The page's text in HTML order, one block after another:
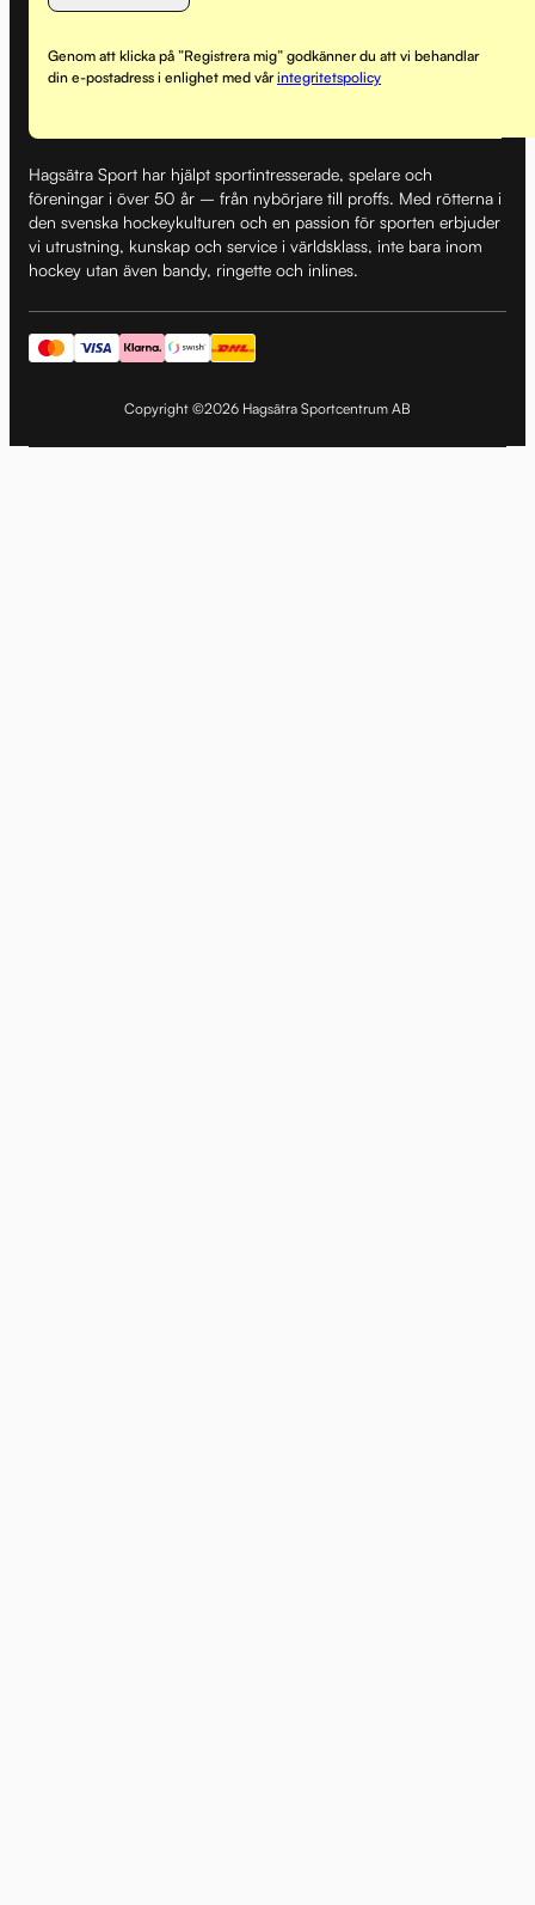
Genom att klicka på ”Registrera mig” godkänner du att vi behandlar
din e-postadress i enlighet med vårintegritetspolicy
Hagsätra Sport har hjälpt sportintresserade, spelare och
föreningar i över 50 år – från nybörjare till proffs. Med rötterna i
den svenska hockeykulturen och en passion för sporten erbjuder
vi utrustning, kunskap och service i världsklass, inte bara inom
hockey utan även bandy, ringette och inlines.
Copyright ©2026 Hagsätra Sportcentrum AB